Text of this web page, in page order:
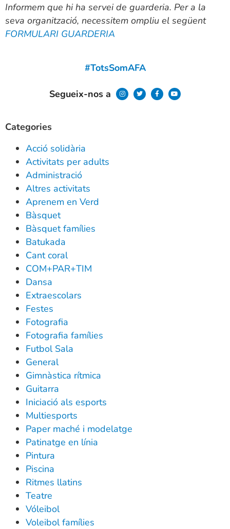
Informem que hi ha servei de guarderia. Per a la
seva organització, necessitem ompliu el següent
FORMULARI GUARDERIA
#TotsSomAFA
Segueix-nos a
Categories
Acció solidària
Activitats per adults
Administració
Altres activitats
Aprenem en Verd
Bàsquet
Bàsquet famílies
Batukada
Cant coral
COM+PAR+TIM
Dansa
Extraescolars
Festes
Fotografia
Fotografia famílies
Futbol Sala
General
Gimnàstica rítmica
Guitarra
Iniciació als esports
Multiesports
Paper maché i modelatge
Patinatge en línia
Pintura
Piscina
Ritmes llatins
Teatre
Vóleibol
Voleibol famílies